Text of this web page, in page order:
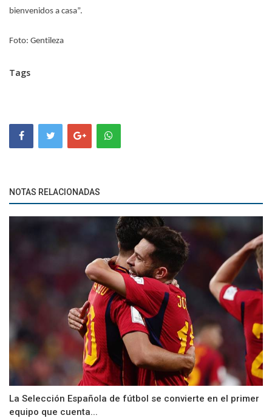
bienvenidos a casa”.
Foto: Gentileza
Tags
NOTAS RELACIONADAS
La Selección Española de fútbol se convierte en el primer
equipo que cuenta...